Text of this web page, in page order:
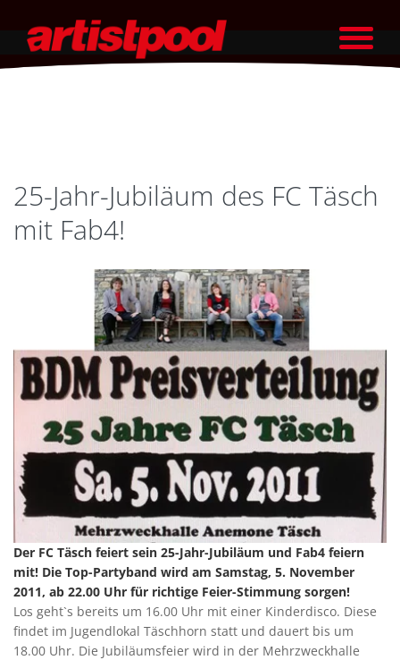
25-Jahr-Jubiläum des FC Täsch
mit Fab4!
Der FC Täsch feiert sein 25-Jahr-Jubiläum und Fab4 feiern
mit! Die Top-Partyband wird am Samstag, 5. November
2011, ab 22.00 Uhr für richtige Feier-Stimmung sorgen!
Los geht`s bereits um 16.00 Uhr mit einer Kinderdisco. Diese
findet im Jugendlokal Täschhorn statt und dauert bis um
18.00 Uhr. Die Jubiläumsfeier wird in der Mehrzweckhalle